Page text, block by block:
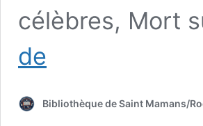
célèbres, Mort
de
–
Bibliothèque de Saint Mamans/